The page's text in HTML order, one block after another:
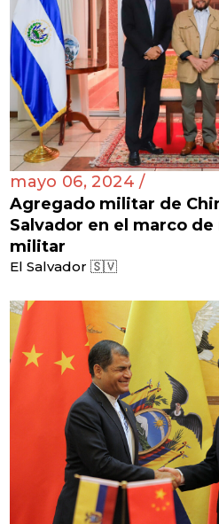
mayo 06, 2024 /
Agregado militar de
Salvador en el marco
militar
El Salvador 🇸🇻